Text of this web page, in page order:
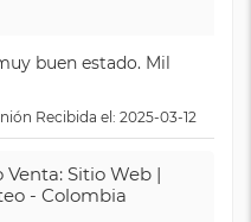
buen estado. Mil
Recibida el: 2025-03-12
Venta: Sitio Web |
- Colombia